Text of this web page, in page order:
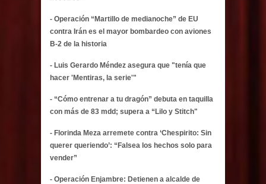
- Operación “Martillo de medianoche” de EU
contra Irán es el mayor bombardeo con aviones
B-2 de la historia
- Luis Gerardo Méndez asegura que "tenía que
hacer 'Mentiras, la serie'"
- “Cómo entrenar a tu dragón” debuta en taquilla
con más de 83 mdd; supera a “Lilo y Stitch"
- Florinda Meza arremete contra ‘Chespirito: Sin
querer queriendo’: “Falsea los hechos solo para
vender”
- Operación Enjambre: Detienen a alcalde de